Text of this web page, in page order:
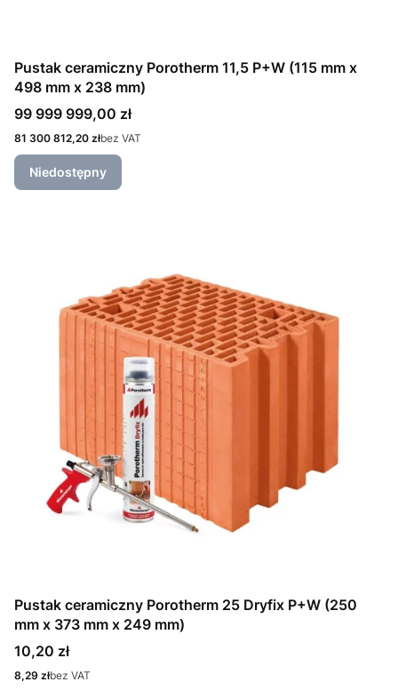
Pustak ceramiczny Porotherm 11,5 P+W (115 mm x
498 mm x 238 mm)
Cena
99 999 999,00 zł
Cena
81 300 812,20 złbez VAT
Niedostępny
Pustak ceramiczny Porotherm 25 Dryfix P+W (250
mm x 373 mm x 249 mm)
Cena
10,20 zł
Cena
8,29 złbez VAT